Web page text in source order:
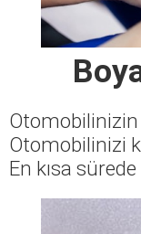
Otomobilinizin
Otomobilinizi
En kısa